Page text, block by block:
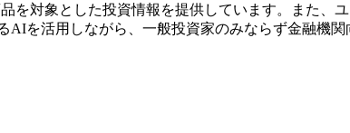
を対象とした投資情報を提供しています。また、
を活用しながら、一般投資家のみならず金融機